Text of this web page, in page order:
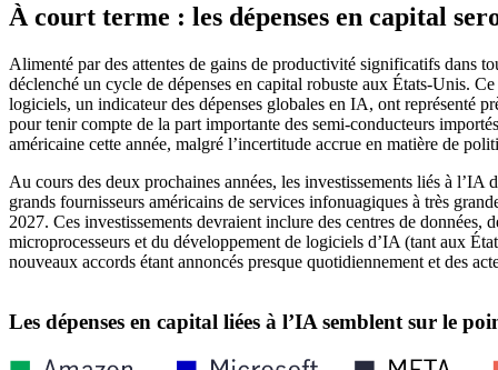
À court terme : les dépenses en capital
Alimenté par des attentes de gains de productivité significatifs dans
déclenché un cycle de dépenses en capital robuste aux États-Unis.
logiciels, un indicateur des dépenses globales en IA, ont représenté
pour tenir compte de la part importante des semi-conducteurs
américaine cette année, malgré l’incertitude accrue en matière de
Au cours des deux prochaines années, les investissements liés à
grands fournisseurs américains de services infonuagiques à très
2027. Ces investissements devraient inclure des centres de
microprocesseurs et du développement de logiciels d’IA (tant aux
nouveaux accords étant annoncés presque quotidiennement et des
Les dépenses en capital liées à l’IA semblent sur le